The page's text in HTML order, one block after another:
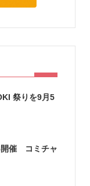
祭りを9月5
開催 コミチャ